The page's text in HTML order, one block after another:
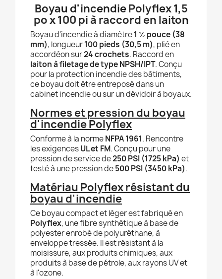
Boyau d'incendie Polyflex 1,5
po x 100 pi à raccord en laiton
Boyau d'incendie à diamètre1 ½ pouce (38
mm), longueur100 pieds (30,5 m), plié en
accordéon sur24 crochets. Raccord en
laiton à filetage de type NPSH/IPT. Conçu
pour la protection incendie des bâtiments,
ce boyau doit être entreposé dans un
cabinet incendie ou sur un dévidoir à boyaux.
Normes et pression du boyau
d'incendie Polyflex
Conforme à la normeNFPA 1961. Rencontre
les exigencesUL et FM. Conçu pour une
pression de service de250 PSI (1725 kPa) et
testé à une pression de500 PSI (3450 kPa).
Matériau Polyflex résistant du
boyau d'incendie
Ce boyau compact et léger est fabriqué en
Polyflex, une fibre synthétique à base de
polyester enrobé de polyuréthane, à
enveloppe tressée. Il est résistant à la
moisissure, aux produits chimiques, aux
produits à base de pétrole, aux rayons UV et
à l'ozone.